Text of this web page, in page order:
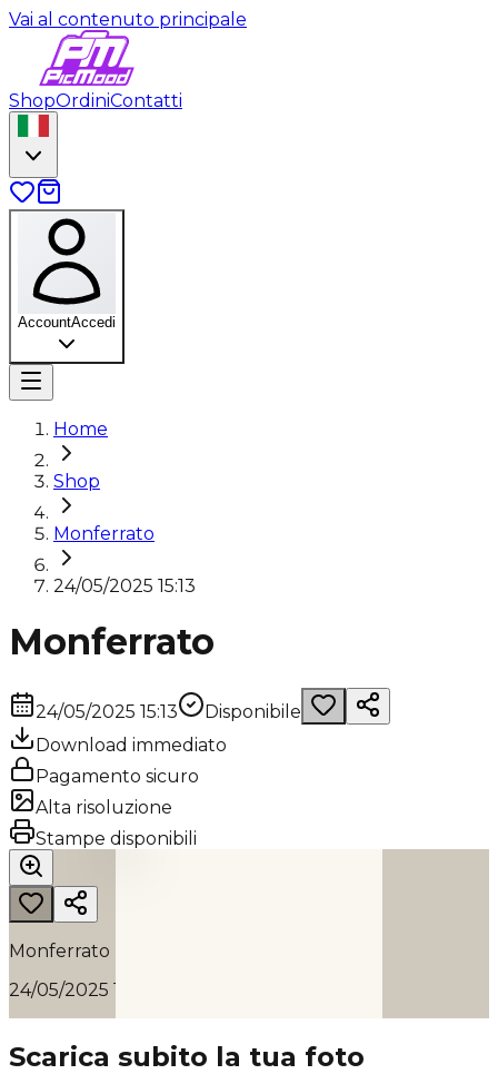
Vai al contenuto principale
ShopOrdiniContatti
AccountAccedi
Home
Shop
Monferrato
24/05/2025 15:13
Monferrato
24/05/2025 15:13
Disponibile
Download immediato
Pagamento sicuro
Alta risoluzione
Stampe disponibili
Monferrato
24/05/2025 15:13
Scarica subito la tua foto